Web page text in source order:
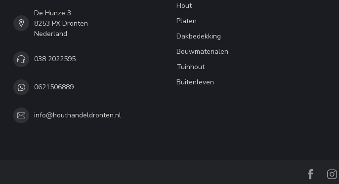
De Hunze 3
8253 PX Dronten
Nederland
038 2022595
0621506889
info@houthandeldronten.nl
Hout
Platen
Dakbedekking
Bouwmaterialen
Tuinhout
Buitenleven